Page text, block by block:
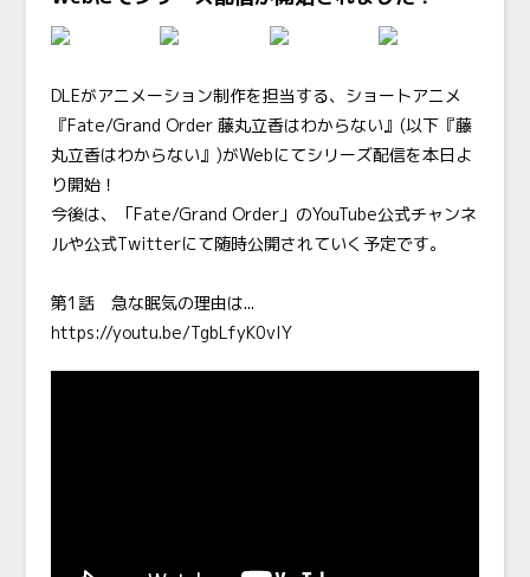
DLEがアニメーション制作を担当する、ショートアニメ
『Fate/Grand Order 藤丸立香はわからない』(以下『藤
丸立香はわからない』)がWebにてシリーズ配信を本日よ
り開始！
今後は、「Fate/Grand Order」のYouTube公式チャンネ
ルや公式Twitterにて随時公開されていく予定です。
第1話 急な眠気の理由は...
https://youtu.be/TgbLfyK0vlY